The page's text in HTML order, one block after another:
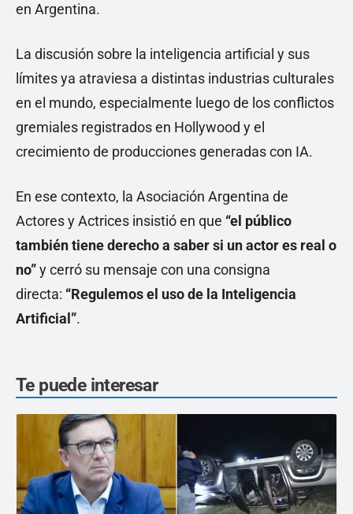
en Argentina.
La discusión sobre la inteligencia artificial y sus
límites ya atraviesa a distintas industrias culturales
en el mundo, especialmente luego de los conflictos
gremiales registrados en Hollywood y el
crecimiento de producciones generadas con IA.
En ese contexto, la Asociación Argentina de
Actores y Actrices insistió en que “el público
también tiene derecho a saber si un actor es real o
no”y cerró su mensaje con una consigna
directa: “Regulemos el uso de la Inteligencia
Artificial”.
Te puede interesar